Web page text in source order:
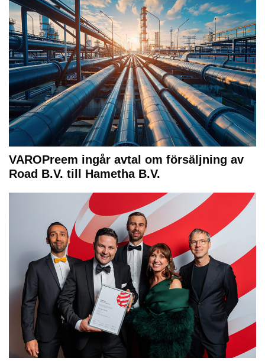
VAROPreem ingår avtal om försäljning av
Road B.V. till Hametha B.V.